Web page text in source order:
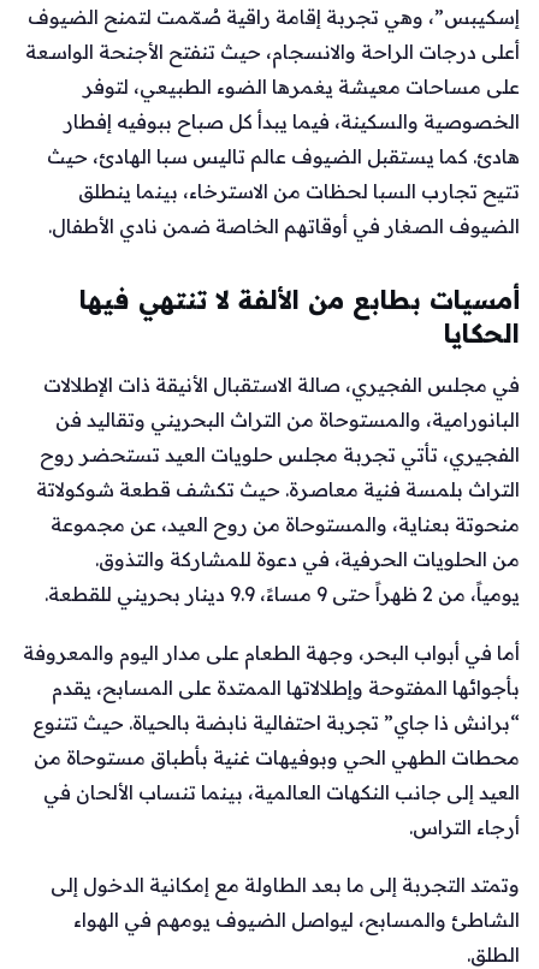
إسكيبس”، وهي تجربة إقامة راقية صُمّمت لتمنح الضيوف
أعلى درجات الراحة والانسجام، حيث تنفتح الأجنحة الواسعة
على مساحات معيشة يغمرها الضوء الطبيعي، لتوفر
الخصوصية والسكينة، فيما يبدأ كل صباح ببوفيه إفطار
هادئ. كما يستقبل الضيوف عالم تاليس سبا الهادئ، حيث
تتيح تجارب السبا لحظات من الاسترخاء، بينما ينطلق
الضيوف الصغار في أوقاتهم الخاصة ضمن نادي الأطفال.
أمسيات بطابع من الألفة لا تنتهي فيها
الحكايا
في مجلس الفجيري، صالة الاستقبال الأنيقة ذات الإطلالات
البانورامية، والمستوحاة من التراث البحريني وتقاليد فن
الفجيري، تأتي تجربة مجلس حلويات العيد تستحضر روح
التراث بلمسة فنية معاصرة. حيث تكشف قطعة شوكولاتة
منحوتة بعناية، والمستوحاة من روح العيد، عن مجموعة
من الحلويات الحرفية، في دعوة للمشاركة والتذوق.
يومياً، من 2 ظهراً حتى 9 مساءً، 9.9 دينار بحريني للقطعة.
أما في أبواب البحر، وجهة الطعام على مدار اليوم والمعروفة
بأجوائها المفتوحة وإطلالاتها الممتدة على المسابح، يقدم
“برانش ذا جاي” تجربة احتفالية نابضة بالحياة. حيث تتنوع
محطات الطهي الحي وبوفيهات غنية بأطباق مستوحاة من
العيد إلى جانب النكهات العالمية، بينما تنساب الألحان في
أرجاء التراس.
وتمتد التجربة إلى ما بعد الطاولة مع إمكانية الدخول إلى
الشاطئ والمسابح، ليواصل الضيوف يومهم في الهواء
الطلق.